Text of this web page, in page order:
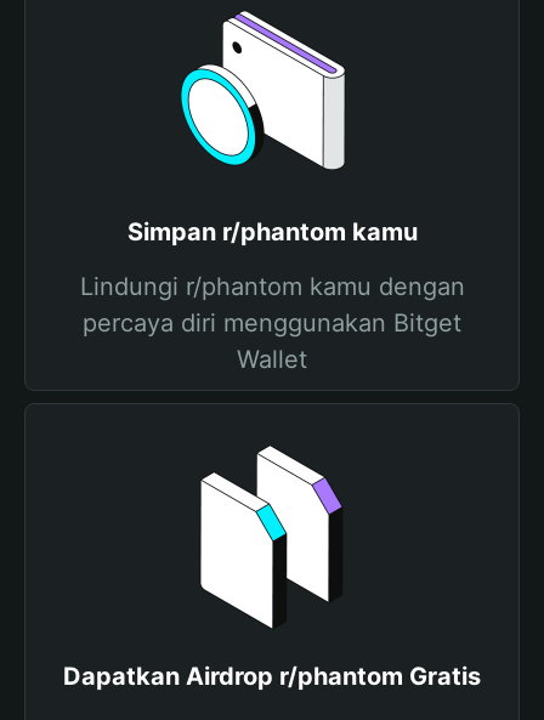
Simpan r/phantom kamu
Lindungi r/phantom kamu dengan
percaya diri menggunakan Bitget
Wallet
Dapatkan Airdrop r/phantom Gratis